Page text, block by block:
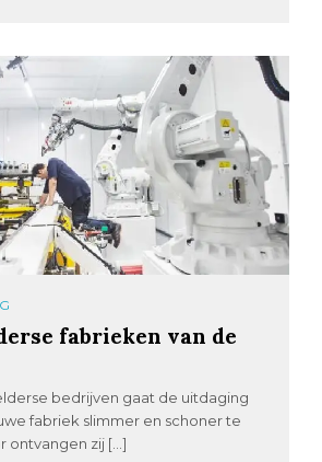
fabrieken van de
bedrijven gaat de uitdaging
fabriek slimmer en schoner te
ontvangen zij […]